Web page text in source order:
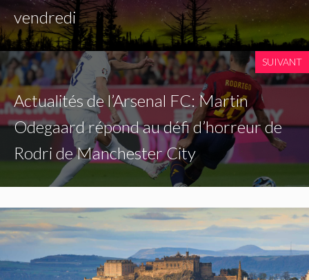
vendredi
SUIVANT
Actualités de l’Arsenal FC: Martin
Odegaard répond au défi d’horreur de
Rodri de Manchester City